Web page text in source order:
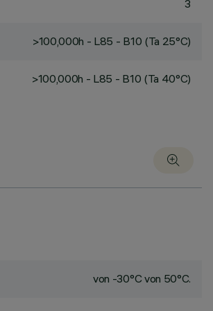
3
>100,000h - L85 - B10 (Ta 25°C)
>100,000h - L85 - B10 (Ta 40°C)
von -30°C von 50°C.